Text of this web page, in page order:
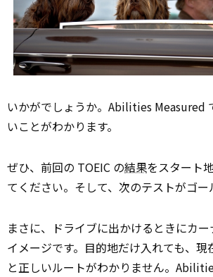
いかがでしょうか。Abilities Measured
いことがわかります。
ぜひ、前回の TOEIC の結果をスタート
てください。そして、次のテストがゴー
まさに、ドライブに出かけるときにカ
イメージです。目的地だけ入れても、現
と正しいルートがわかりません。